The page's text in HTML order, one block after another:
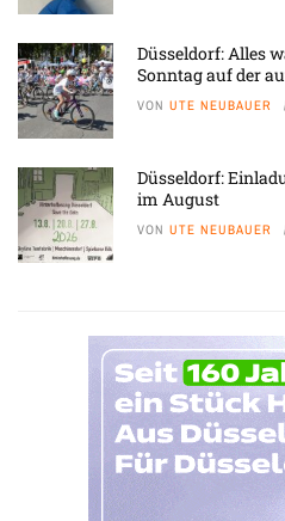
Düsseldorf: Alles
Sonntag auf der
VON UTE NEUBAUER
Düsseldorf:
im August
VON UTE NEUBAUER